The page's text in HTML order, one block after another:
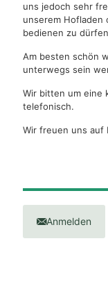
uns jedoch sehr
unserem Hofladen
bedienen zu
Am besten schön
unterwegs sein
Wir bitten um eine
telefonisch.
Wir freuen uns auf
Anmelden